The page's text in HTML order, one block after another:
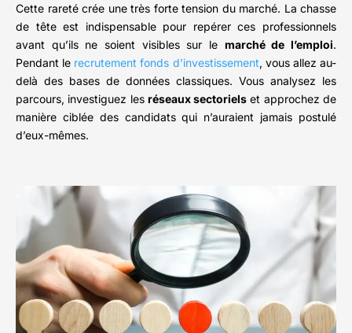
Cette rareté crée une très forte tension du marché. La chasse
de tête est indispensable pour repérer ces professionnels
avant qu’ils ne soient visibles sur le marché de l’emploi.
Pendant le recrutement fonds d’investissement, vous allez au-
delà des bases de données classiques. Vous analysez les
parcours, investiguez les réseaux sectoriels et approchez de
manière ciblée des candidats qui n’auraient jamais postulé
d’eux-mêmes.